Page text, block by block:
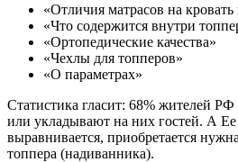
«Отличия матрасов на
«Что содержится внутри
«Ортопедические качества»
«Чехлы для топперов»
«О параметрах»
Статистика гласит: 68% жителей РФ
или укладывают на них гостей. А Ее
выравнивается, приобретается
топпера (надиванника).